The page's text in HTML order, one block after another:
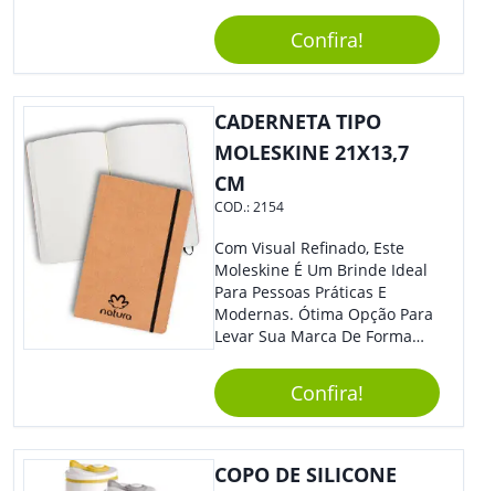
Sua Empresa Em Eventos,
Reuniões Corporativas Ou Até
Mesmo Para Presentear
Colaboradores E Parceiros De
Sua Empresa.
Confira!
CADERNETA TIPO
MOLESKINE 21X13,7
CM
COD.:2154
Com Visual Refinado, Este
Moleskine É Um Brinde Ideal
Para Pessoas Práticas E
Modernas. Ótima Opção Para
Levar Sua Marca De Forma
Sua Empresa Em Eventos,
Reuniões Corporativas Ou Até
Mesmo Para Presentear
Colaboradores E Parceiros De
Sua Empresa.
Confira!
COPO DE SILICONE